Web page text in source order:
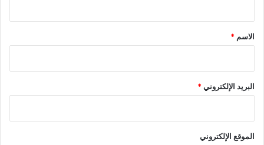
*
الاسم *
البريد الإلكتروني*
الموقع الإلكتروني